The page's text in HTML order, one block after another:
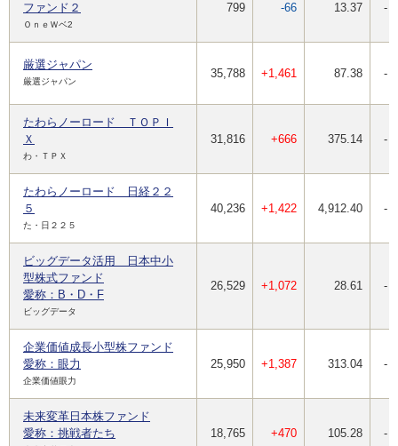
ファンド２
ＯｎｅＷベ2
799 -66 13.37 -
厳選ジャパン
厳選ジャパン
35,788 +1,461 87.38 -
たわらノーロード ＴＯＰＩ
Ｘ
わ・ＴＰＸ
31,816 +666 375.14 -
たわらノーロード 日経２２
５
た・日２２５
40,236 +1,422 4,912.40 -
ビッグデータ活用 日本中小
型株式ファンド
愛称：B・D・F
ビッグデータ
26,529 +1,072 28.61 -
企業価値成長小型株ファンド
愛称：眼力
企業価値眼力
25,950 +1,387 313.04 -
未来変革日本株ファンド
愛称：挑戦者たち
18,765 +470 105.28 -